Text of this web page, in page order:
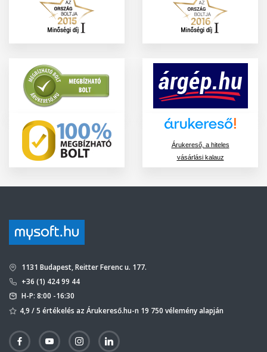
Árukereső, a hiteles
vásárlási kalauz
1131 Budapest, Reitter Ferenc u. 177.
+36 (1) 424 99 44
H-P: 8:00 -16:30
4,9 / 5 értékelés az Árukereső.hu-n 19 750 vélemény alapján